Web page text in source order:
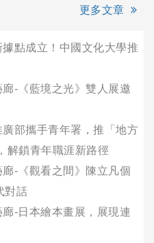
更多文章
點成立！中國文化大學推
-《藍境之光》雙人展邀
部攜手青年署，推「地方
解鎖青年職涯新路徑
-《觀看之間》陳立凡個
對話
-日本繪本畫展，展現連